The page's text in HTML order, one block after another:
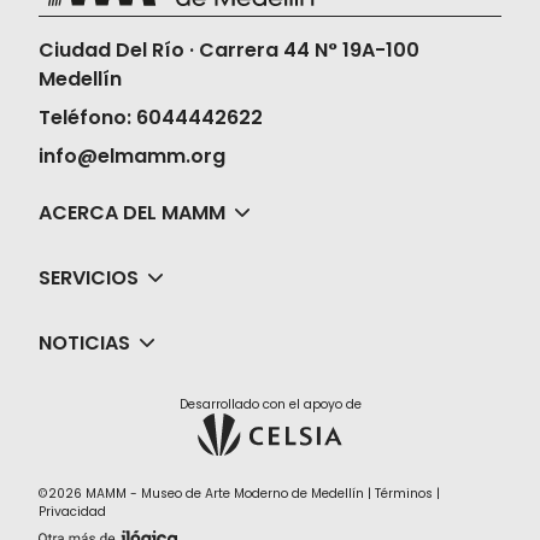
Ciudad Del Río · Carrera 44 N° 19A-100
Medellín
Teléfono: 6044442622
info@elmamm.org
ACERCA DEL MAMM
SERVICIOS
NOTICIAS
Desarrollado con el apoyo de
©2026 MAMM - Museo de Arte Moderno de Medellín | Términos |
Privacidad